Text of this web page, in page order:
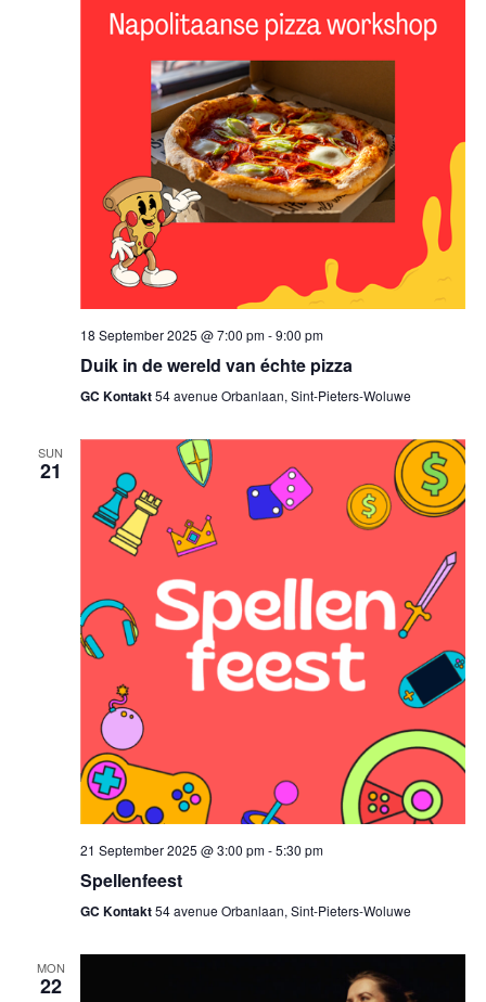
18 September 2025 @ 7:00 pm-9:00 pm
Duik in de wereld van échte pizza
GC Kontakt54 avenue Orbanlaan, Sint-Pieters-Woluwe
SUN
21
21 September 2025 @ 3:00 pm-5:30 pm
Spellenfeest
GC Kontakt54 avenue Orbanlaan, Sint-Pieters-Woluwe
MON
22